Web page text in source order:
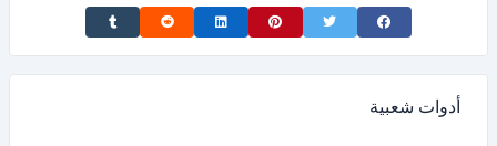
Share on Facebook
Share on Twitter
Share on Pinterest
Share on LinkedIn
Share on Reddit
Share on Tumblr
أدوات شعبية